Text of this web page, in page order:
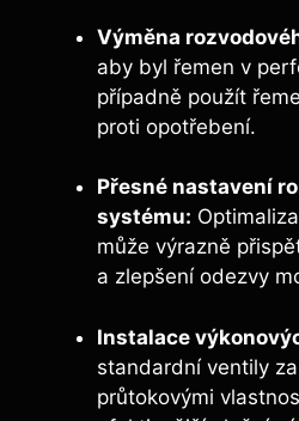
Výměna
aby byl řemen v
případně použít
proti opotřebení.
Přesné nastavení
systému:
může výrazně
a zlepšení odezvy
Instalace
standardní ventily
průtokovými